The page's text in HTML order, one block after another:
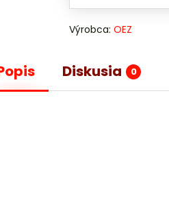
Výrobca: OEZ
Diskusia 0